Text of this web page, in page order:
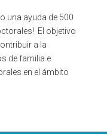
una ayuda de 500
El objetivo
a la
de familia e
en el ámbito